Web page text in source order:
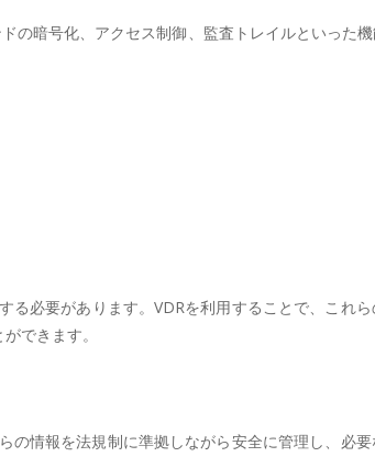
の暗号化、アクセス制御、監査トレイルといった
必要があります。VDRを利用することで、これ
できます。
情報を法規制に準拠しながら安全に管理し、必